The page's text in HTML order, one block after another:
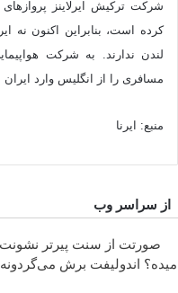
شرکت ترکیش ایرلاینز پروازهای
کرده است، بنابراین اکنون نه
لندن ندارند. به شرکت
مسافری را از انگلیس وارد ایران
منبع: ایرنا
از سراسر وب
صورتت از سنت پیرتر نشونت
میده؟ اندولیفت برش